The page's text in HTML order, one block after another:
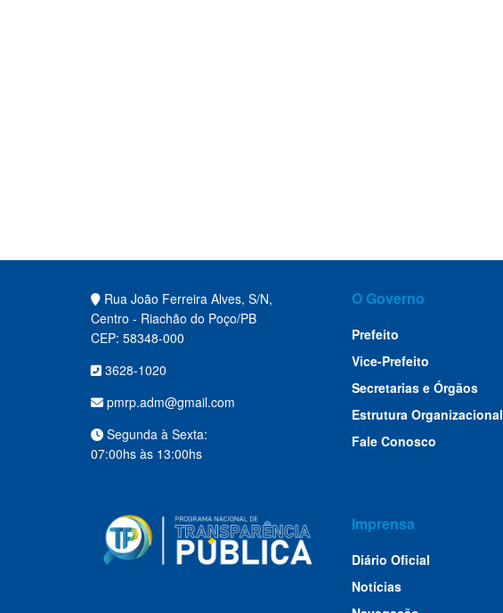
Rua João Ferreira Alves, S/N,
Centro - Riachão do Poço/PB
CEP: 58348-000
3628-1020
pmrp.adm@gmail.com
Segunda à Sexta:
07:00hs às 13:00hs
O Governo
Prefeito
Vice-Prefeito
Secretarias e Órgãos
Estrutura Organizacional
Fale Conosco
Imprensa
Diário Oficial
Notícias